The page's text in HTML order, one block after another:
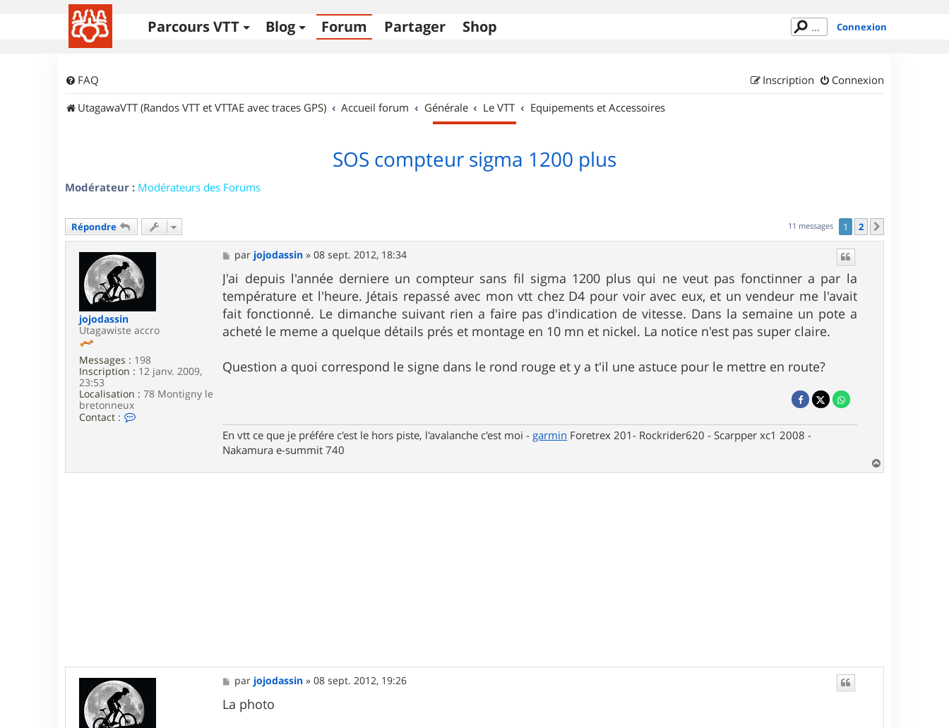
Parcours VTT Blog Forum Partager Shop Connexion
FAQ Connexion
Inscription
UtagawaVTT (Randos VTT et VTTAE avec traces GPS)
Accueil forum Générale Le VTT Equipements et Accessoires
SOS compteur sigma 1200 plus
Modérateur : Modérateurs des Forums
Répondre 11 messages 1 2
jojodassin
Utagawiste accro
Messages : 198
Inscription : 12 janv. 2009,
23:53
Localisation : 78 Montigny le
bretonneux
Contact :
c
M
e
s
s
a
g
e
par jojodassin »08 sept. 2012, 18:34
J'ai depuis l'année derniere un compteur sans fil sigma 1200 plus qui ne veut pas fonctinner a par la
température et l'heure. Jétais repassé avec mon vtt chez D4 pour voir avec eux, et un vendeur me l'avait
fait fonctionné. Le dimanche suivant rien a faire pas d'indication de vitesse. Dans la semaine un pote a
acheté le meme a quelque détails prés et montage en 10 mn et nickel. La notice n'est pas super claire.
Question a quoi correspond le signe dans le rond rouge et y a t'il une astuce pour le mettre en route?
En vtt ce que je préfére c'est le hors piste, l'avalanche c'est moi - garmin Foretrex 201- Rockrider620 - Scarpper xc1 2008 -
Nakamura e-summit 740
a
M
e
s
s
par jojodassin »08 sept. 2012, 19:26
La photo